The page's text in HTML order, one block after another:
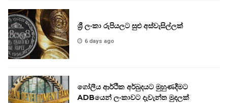
ශ්‍රී ලංකා රුපියලට සුළු අස්වැසිල්ලක්
6 days ago
ගෝලීය ආර්ථික අර්බුදයට මුහුණදීමට
ADBයෙන් ලංකාවට දැවැන්ත මුදලක්